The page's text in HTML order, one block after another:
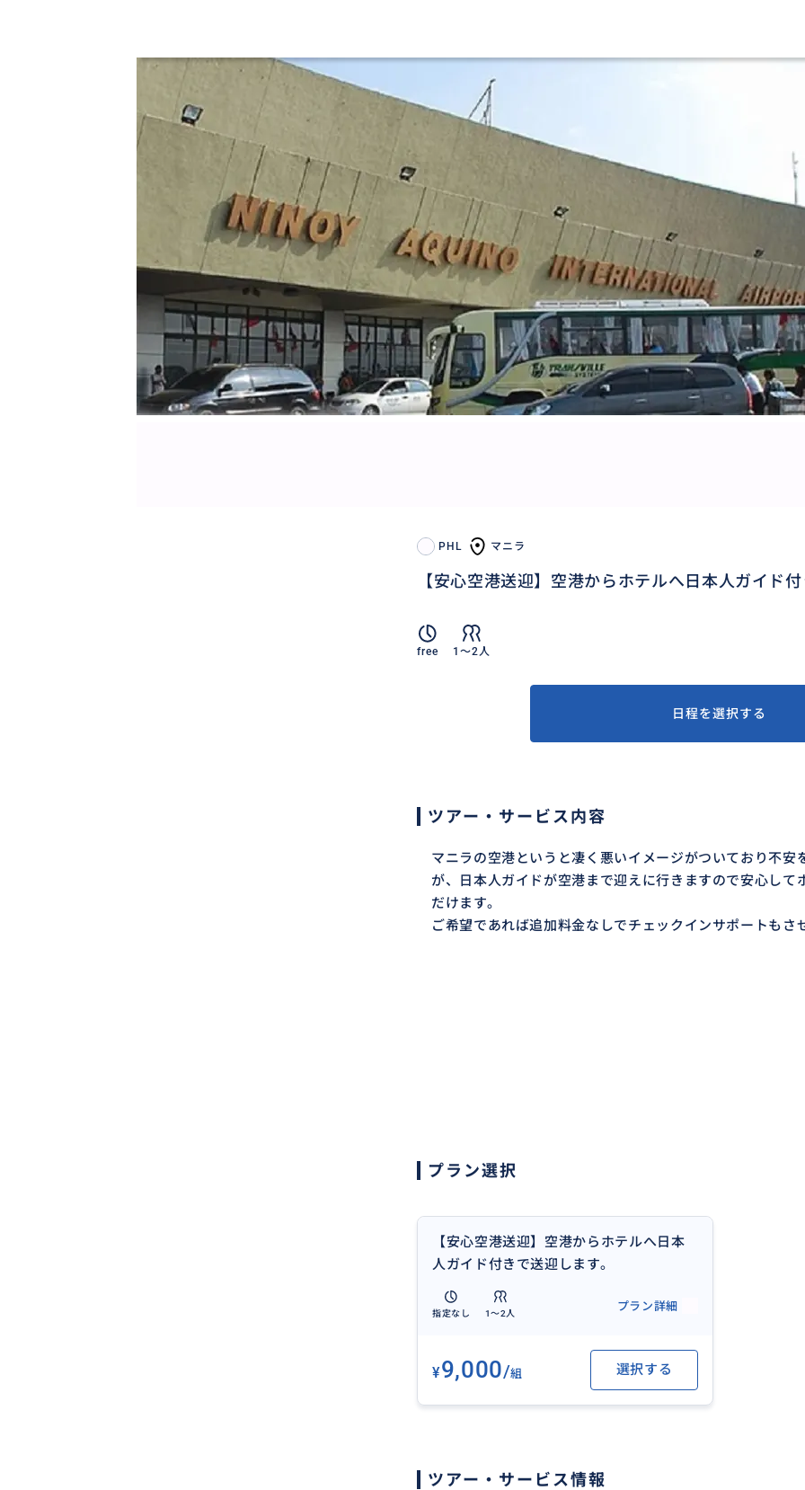
PHL マニラ
【安心空港送迎】空港からホテルへ日本人ガイド
free 1〜2人
日程を選択する
ツアー・サービス内容
マニラの空港というと凄く悪いイメージがついており不安
が、日本人ガイドが空港まで迎えに行きますので安心して
だけます。
ご希望であれば追加料金なしでチェックインサポートもさ
プラン選択
【安心空港送迎】空港からホテルへ日本
人ガイド付きで送迎します。
指定なし 1〜2人
プラン詳細
¥9,000/組 選択する
ツアー・サービス情報